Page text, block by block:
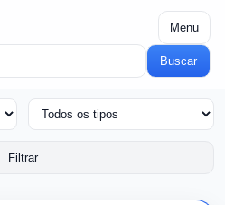
Menu
Buscar
Filtrar